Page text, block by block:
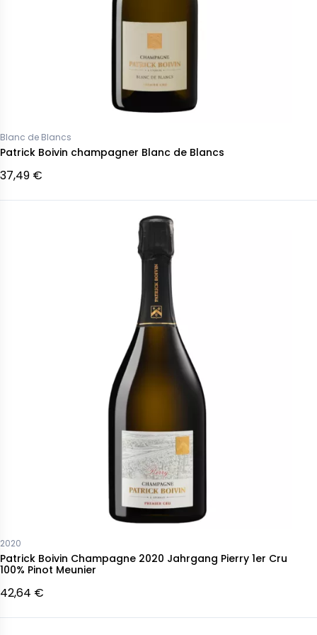
Blanc de Blancs
Patrick Boivin champagner Blanc de Blancs
37,49 €
2020
Patrick Boivin Champagne 2020 Jahrgang Pierry 1er Cru
100% Pinot Meunier
42,64 €